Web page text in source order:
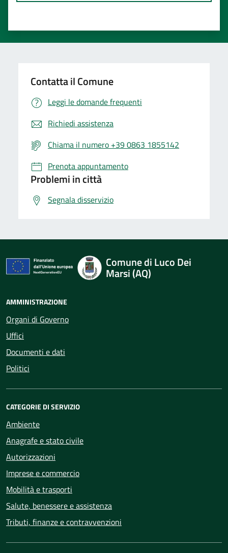
Contatta il Comune
Leggi le domande frequenti
Richiedi assistenza
Chiama il numero +39 0863 1855142
Prenota appuntamento
Problemi in città
Segnala disservizio
Comune di Luco Dei
Marsi (AQ)
AMMINISTRAZIONE
Organi di Governo
Uffici
Documenti e dati
Politici
CATEGORIE DI SERVIZIO
Ambiente
Anagrafe e stato civile
Autorizzazioni
Imprese e commercio
Mobilità e trasporti
Salute, benessere e assistenza
Tributi, finanze e contravvenzioni